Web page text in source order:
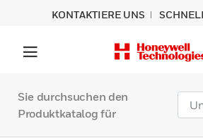
KONTAKTIERE UNS
Sie durchsuchen den
Produktkatalog für